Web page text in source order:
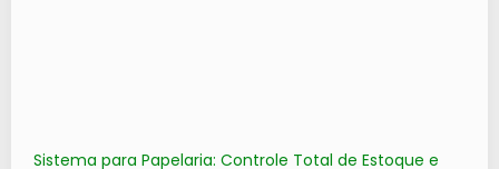
Sistema para Papelaria: Controle Total de Estoque e